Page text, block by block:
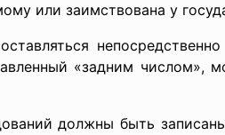
или заимствована у
«задним числом»,
должны быть